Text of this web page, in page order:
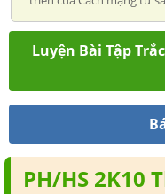
Luyện Bài Tập
PH/HS 2K10